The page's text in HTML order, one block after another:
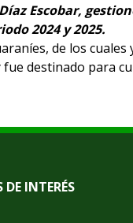
Escobar,
2024 y 2025.
de los
destinado para
DE INTERÉS